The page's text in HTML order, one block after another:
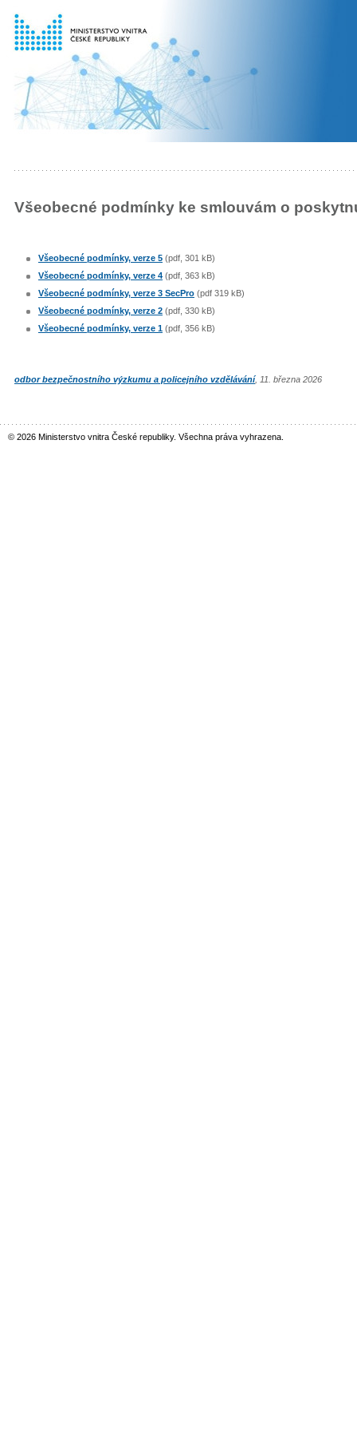
Všeobecné podmínky ke smlouvám o
Všeobecné podmínky, verze 5 (pdf, 301 kB)
Všeobecné podmínky, verze 4 (pdf, 363 kB)
Všeobecné podmínky, verze 3 SecPro (pdf 319 kB)
Všeobecné podmínky, verze 2 (pdf, 330 kB)
Všeobecné podmínky, verze 1 (pdf, 356 kB)
odbor bezpečnostního výzkumu a policejního vzdělávání, 11. března 2026
© 2026 Ministerstvo vnitra České republiky. Všechna práva vyhrazena.